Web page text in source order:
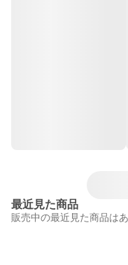
最近見た商品
販売中の最近見た商品はあ